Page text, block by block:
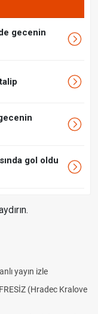
gecenin
gol oldu
şifresiz izle canlı tv100
tv100 izle, Hradec